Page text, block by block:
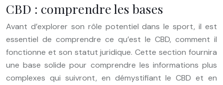
CBD : comprendre les bases
Avant d’explorer son rôle potentiel dans le sport, il est
essentiel de comprendre ce qu’est le CBD, comment il
fonctionne et son statut juridique. Cette section fournira
une base solide pour comprendre les informations plus
complexes qui suivront, en démystifiant le CBD et en